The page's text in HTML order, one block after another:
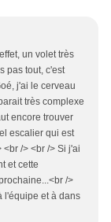
un volet très
pas tout, c'est
j'ai le cerveau
très complexe
encore trouver
escalier qui est
/> <br /> Si j'ai
et cette
/>
l'équipe et à dans